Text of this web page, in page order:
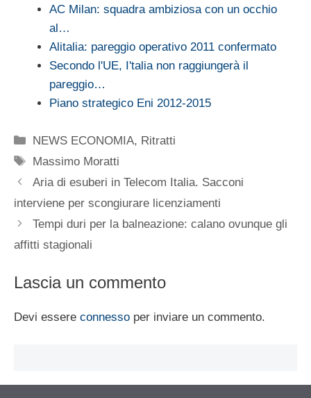
AC Milan: squadra ambiziosa con un occhio
al…
Alitalia: pareggio operativo 2011 confermato
Secondo l'UE, I'talia non raggiungerà il
pareggio…
Piano strategico Eni 2012-2015
Categorie
NEWS ECONOMIA, Ritratti
Tag
Massimo Moratti
Aria di esuberi in Telecom Italia. Sacconi
interviene per scongiurare licenziamenti
Tempi duri per la balneazione: calano ovunque gli
affitti stagionali
Lascia un commento
Devi essere connesso per inviare un commento.